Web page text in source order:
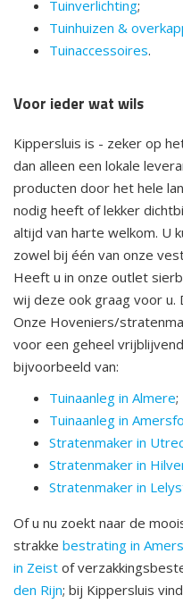
Tuinverlichting;
Tuinhuizen &
Tuinaccessoires.
Voor ieder wat wils
Kippersluis is - zeker op
dan alleen een lokale
producten door het hele
nodig heeft of lekker
altijd van harte welkom. U
zowel bij één van onze
Heeft u in onze outlet
wij deze ook graag voor u.
Onze Hoveniers/
voor een geheel
bijvoorbeeld van:
Tuinaanleg in Almere;
Tuinaanleg in
Stratenmaker in
Stratenmaker in
Stratenmaker in
Of u nu zoekt naar de
strakke bestrating in
in Zeist of
den Rijn; bij Kippersluis